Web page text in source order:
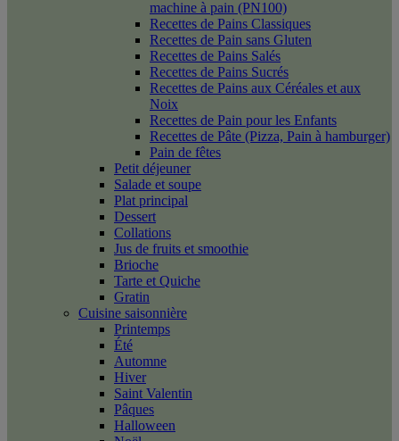
machine à pain (PN100)
Recettes de Pains Classiques
Recettes de Pain sans Gluten
Recettes de Pains Salés
Recettes de Pains Sucrés
Recettes de Pains aux Céréales et aux
Noix
Recettes de Pain pour les Enfants
Recettes de Pâte (Pizza, Pain à hamburger)
Pain de fêtes
Petit déjeuner
Salade et soupe
Plat principal
Dessert
Collations
Jus de fruits et smoothie
Brioche
Tarte et Quiche
Gratin
Cuisine saisonnière
Printemps
Été
Automne
Hiver
Saint Valentin
Pâques
Halloween